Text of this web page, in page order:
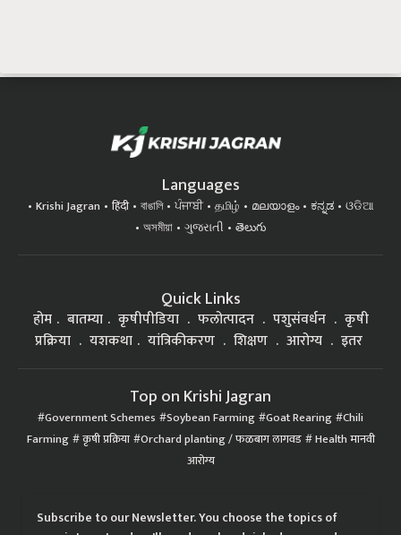
Languages
Krishi Jagran हिंदी বাঙালি ਪੰਜਾਬੀ தமிழ் മലയാളം ಕನ್ನಡ
ଓଡିଆ
অসমীয়া
ગુજરાતી తెలుగు
Quick Links
होम बातम्या कृषीपीडिया फलोत्पादन पशुसंवर्धन
कृषी
प्रक्रिया
यशकथा यांत्रिकीकरण शिक्षण आरोग्य इतर
Top on Krishi Jagran
Government Schemes Soybean Farming Goat Rearing Chili
Farming कृषी प्रक्रिया Orchard planting / फळबाग लागवड Health मानवी
आरोग्य
Subscribe to our Newsletter. You choose the topics of